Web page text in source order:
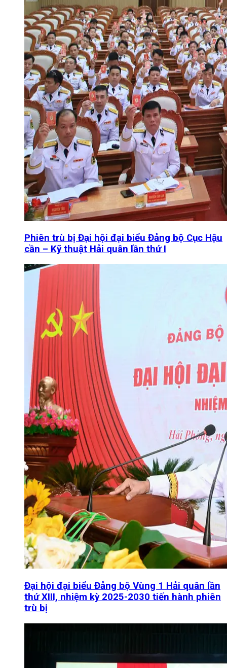
Phiên trù bị Đại hội đại biểu Đảng bộ Cục Hậu
cần – Kỹ thuật Hải quân lần thứ I
Đại hội đại biểu Đảng bộ Vùng 1 Hải quân lần
thứ XIII, nhiệm kỳ 2025-2030 tiến hành phiên
trù bị